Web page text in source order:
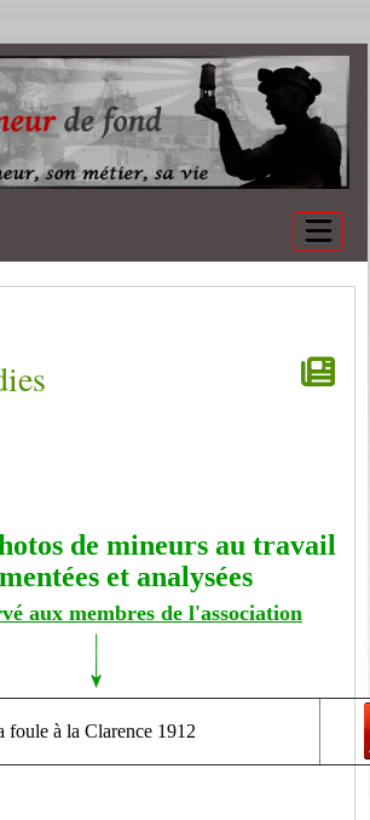
de mineurs au travail
et analysées
aux membres de l'association
foule à la Clarence 1912